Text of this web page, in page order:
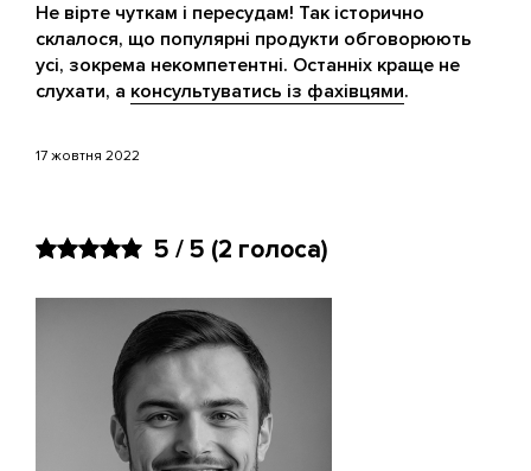
Не вірте чуткам і пересудам! Так історично
склалося, що популярні продукти обговорюють
усі, зокрема некомпетентні. Останніх краще не
слухати, а консультуватись із фахівцями.
17 жовтня 2022
5 / 5 (2 голоса)